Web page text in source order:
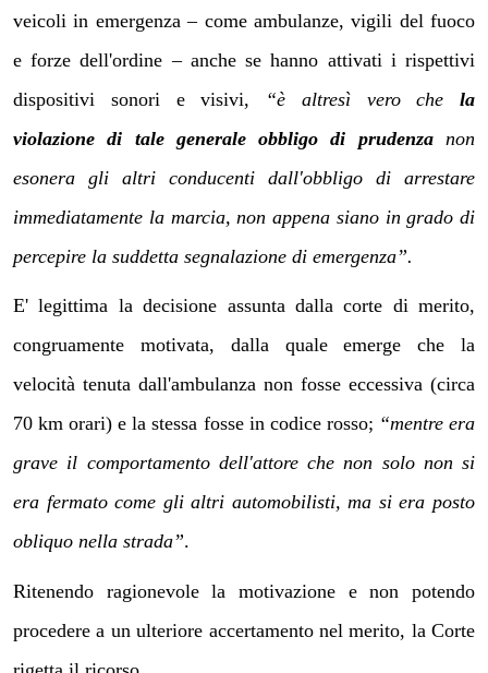
veicoli in emergenza – come ambulanze, vigili del fuoco
e forze dell'ordine – anche se hanno attivati i rispettivi
dispositivi sonori e visivi, “è altresì vero che la
violazione di tale generale obbligo di prudenzanon
esonera gli altri conducenti dall'obbligo di arrestare
immediatamente la marcia, non appena siano in grado di
percepire la suddetta segnalazione di emergenza”.
E' legittima la decisione assunta dalla corte di merito,
congruamente motivata, dalla quale emerge che la
velocità tenuta dall'ambulanza non fosse eccessiva (circa
70 km orari) e la stessa fosse in codice rosso; “mentre era
grave il comportamento dell'attore che non solo non si
era fermato come gli altri automobilisti, ma si era posto
obliquo nella strada”.
Ritenendo ragionevole la motivazione e non potendo
procedere a un ulteriore accertamento nel merito, la Corte